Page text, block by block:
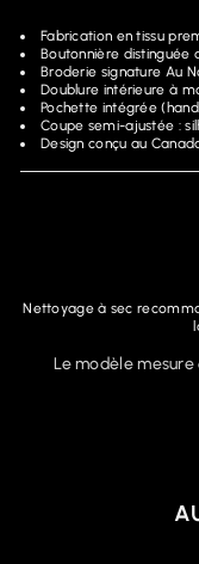
Fabrication en tissu
Boutonnière distinguée
Broderie signature Au
Doublure intérieure à
Pochette intégrée
Coupe semi-ajustée :
Design conçu au
Nettoyage à sec
Le modèle mesure